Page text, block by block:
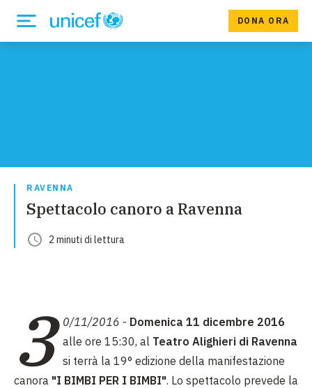
DONA ORA
RAVENNA
Spettacolo canoro a Ravenna
2 minuti di lettura
3 0/11/2016 - Domenica 11 dicembre 2016
alle ore 15:30, al Teatro Alighieri di Ravenna
si terrà la 19° edizione della manifestazione
canora "I BIMBI PER I BIMBI". Lo spettacolo prevede la